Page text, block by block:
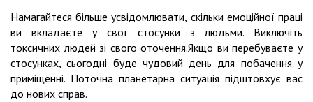
Намагайтеся більше усвідомлювати, скільки емоційної праці
ви вкладаєте у свої стосунки з людьми. Виключіть
токсичних людей зі свого оточення.Якщо ви перебуваєте у
стосунках, сьогодні буде чудовий день для побачення у
приміщенні. Поточна планетарна ситуація підштовхує вас
до нових справ.